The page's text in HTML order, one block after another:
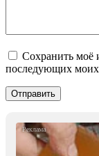
Сохранить моё
последующих